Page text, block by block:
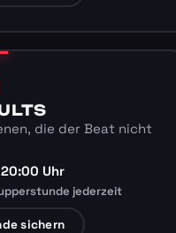
die der Beat nicht
Uhr
jederzeit
sichern